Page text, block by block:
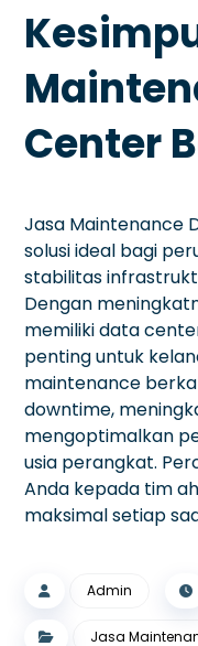
Center
Jasa Maintenance
solusi ideal bagi
stabilitas
Dengan
memiliki data
penting untuk
maintenance
downtime,
mengoptimalkan
usia perangkat.
Anda kepada tim
maksimal setiap
Admin
Jasa